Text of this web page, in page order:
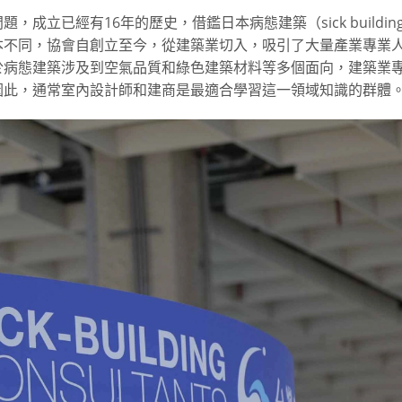
，成立已經有16年的歷史，借鑑日本病態建築（sick
同，協會自創立至今，從建築業切入，吸引了大量產業專業
態建築涉及到空氣品質和綠色建築材料等多個面向，建築業
，通常室內設計師和建商是最適合學習這一領域知識的群體